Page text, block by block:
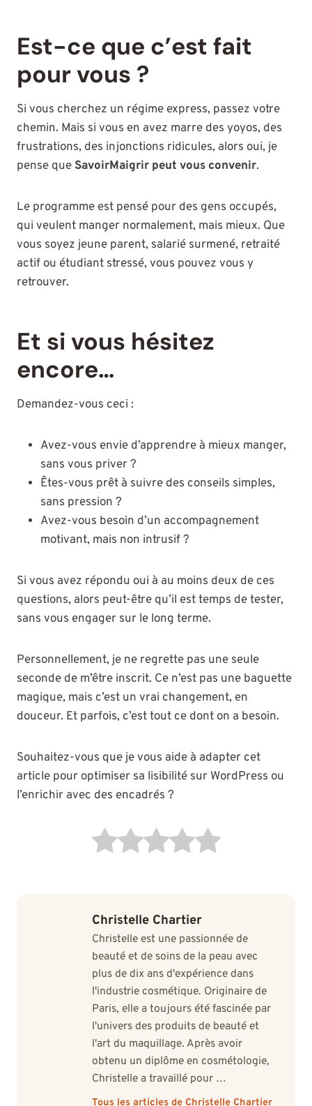
Est-ce que c’est fait
pour vous ?
Si vous cherchez un régime express, passez votre
chemin. Mais si vous en avez marre des yoyos, des
frustrations, des injonctions ridicules, alors oui, je
pense que SavoirMaigrir peut vous convenir.
Le programme est pensé pour des gens occupés,
qui veulent manger normalement, mais mieux. Que
vous soyez jeune parent, salarié surmené, retraité
actif ou étudiant stressé, vous pouvez vous y
retrouver.
Et si vous hésitez
encore…
Demandez-vous ceci :
Avez-vous envie d’apprendre à mieux manger,
sans vous priver ?
Êtes-vous prêt à suivre des conseils simples,
sans pression ?
Avez-vous besoin d’un accompagnement
motivant, mais non intrusif ?
Si vous avez répondu oui à au moins deux de ces
questions, alors peut-être qu’il est temps de tester,
sans vous engager sur le long terme.
Personnellement, je ne regrette pas une seule
seconde de m’être inscrit. Ce n’est pas une baguette
magique, mais c’est un vrai changement, en
douceur. Et parfois, c’est tout ce dont on a besoin.
Souhaitez-vous que je vous aide à adapter cet
article pour optimiser sa lisibilité sur WordPress ou
l’enrichir avec des encadrés ?
Christelle Chartier
Christelle est une passionnée de
beauté et de soins de la peau avec
plus de dix ans d'expérience dans
l'industrie cosmétique. Originaire de
Paris, elle a toujours été fascinée par
l'univers des produits de beauté et
l'art du maquillage. Après avoir
obtenu un diplôme en cosmétologie,
Christelle a travaillé pour …
Tous les articles de Christelle Chartier